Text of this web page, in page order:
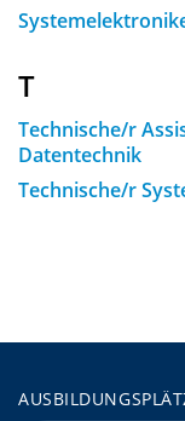
T
Technische/r
Datentechnik
Technische/r